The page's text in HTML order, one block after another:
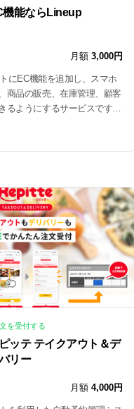
機能ならLineup
月額 3,000円
にEC機能を追加し、スマホ
商品の販売、在庫管理、顧客
るようにするサービスです。
を受付する
ッテ テイクアウト＆デ
リー
月額 4,000円